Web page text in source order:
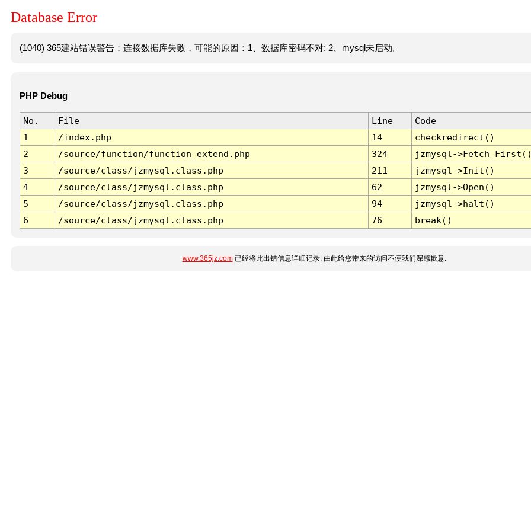
Database Error
(1040) 365建站错误警告：连接数据库失败，可能的原因：1、数据库密码不对; 2、mysql未启动。
PHP Debug
No. File Line
Code
1
/index.php 14
checkredirect()
2
/source/function/function_extend.php 324
jzmysql-
3
/source/class/jzmysql.class.php 211
jzmysql->Init()
4
/source/class/jzmysql.class.php 62
jzmysql->Open()
5
/source/class/jzmysql.class.php 94
jzmysql->halt()
6
/source/class/jzmysql.class.php 76 break()
www.365jz.com已经将此出错信息详细记录, 由此给您带来的访问不便我们深感歉意.